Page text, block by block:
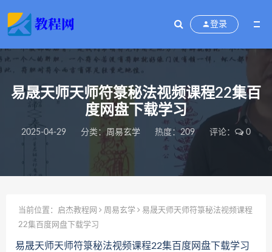
登录
易晟天师天师符箓秘法视频课程22集百
度网盘下载学习
2025-04-29 分类： 周易玄学 热度：209 评论： 0
当前位置： 启杰教程网 周易玄学
易晟天师天师符箓秘法视频课程
22集百度网盘下载学习
易晟天师天师符箓秘法视频课程22集百度网盘下载学习